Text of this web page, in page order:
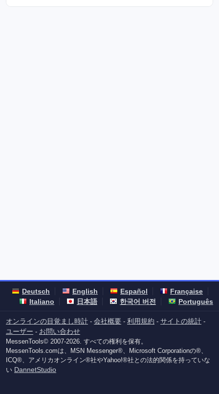
Deutsch English Español
Française
Italiano
日本語 한국어 버전 Português
オンラインの目覚まし時計 - 会社概要 - 利用規約 - サイトの統計 -
ユーザー - お問い合わせ
MessenTools© 2007-2026. すべての権利を保有。
MessenTools.comは、MSN Messenger®、Microsoft Corporationの®、
ICQ®、アメリカオンライン®社やYahoo!®社との法的関係を持っていな
い DannetStudio